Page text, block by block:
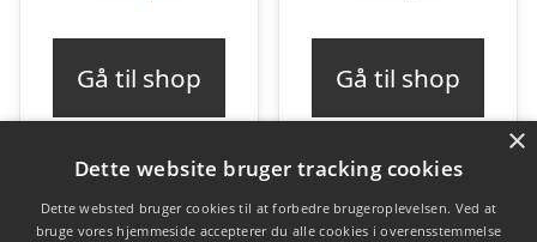
Gå til shop Gå til shop
×
Dette website bruger tracking cookies
Dette websted bruger cookies til at forbedre brugeroplevelsen. Ved at
bruge vores hjemmeside accepterer du alle cookies i overensstemmelse